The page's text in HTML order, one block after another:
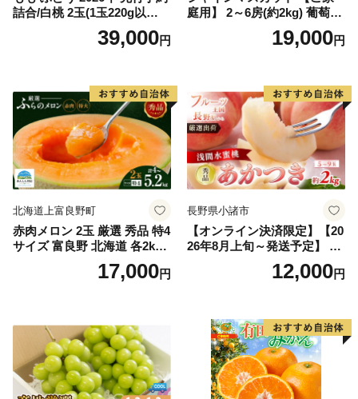
詰合/白桃 2玉(1玉220g以
上)・シャインマスカット 晴
39,000円
庭用】 2～6房(約2kg) 葡萄 ぶ
どう ブドウ フルーツ 果物 く
だもの 果実 旬の果物 旬のフ
19,000円
北海道上富良野町
赤肉メロン 2玉 厳選 秀品 特4
サイズ 富良野 北海道 各2kg
～2.6kg 2玉 セット ファーム
富良野 メロン めろん 果物 く
17,000円
長野県小諸市
【オンライン決済限定】【20
26年8月上旬～発送予定】 先
行予約 「浅間水蜜桃プレミ
アム」 もも あかつき 秀品 約
果肉 長野県産 小諸市
12,000円